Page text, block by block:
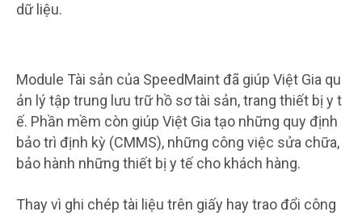
dữ liệu.
Module Tài sản của SpeedMaint đã giúp Việt Gia qu
ản lý tập trung lưu trữ hồ sơ tài sản, trang thiết bị y t
ế. Phần mềm còn giúp Việt Gia tạo những quy định
bảo trì định kỳ (CMMS), những công việc sửa chữa,
bảo hành những thiết bị y tế cho khách hàng.
Thay vì ghi chép tài liệu trên giấy hay trao đổi công